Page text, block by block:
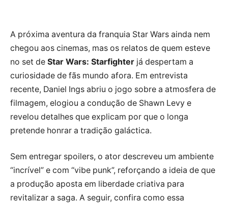
A próxima aventura da franquia Star Wars ainda nem
chegou aos cinemas, mas os relatos de quem esteve
no set de Star Wars: Starfighter já despertam a
curiosidade de fãs mundo afora. Em entrevista
recente, Daniel Ings abriu o jogo sobre a atmosfera de
filmagem, elogiou a condução de Shawn Levy e
revelou detalhes que explicam por que o longa
pretende honrar a tradição galáctica.
Sem entregar spoilers, o ator descreveu um ambiente
“incrível” e com “vibe punk”, reforçando a ideia de que
a produção aposta em liberdade criativa para
revitalizar a saga. A seguir, confira como essa